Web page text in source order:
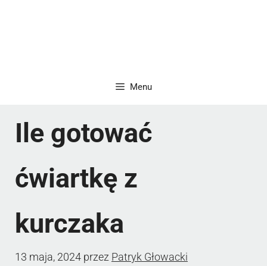
Menu
Ile gotować
ćwiartkę z
kurczaka
13 maja, 2024 przez Patryk Głowacki